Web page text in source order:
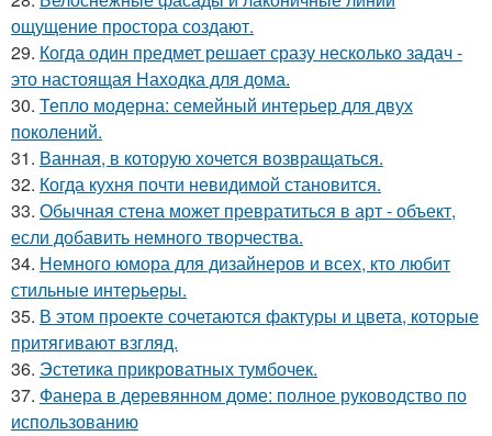
ощущение простора создают.
29. Когда один предмет решает сразу несколько задач -
это настоящая Находка для дома.
30. Тепло модерна: семейный интерьер для двух
поколений.
31. Ванная, в которую хочется возвращаться.
32. Когда кухня почти невидимой становится.
33. Обычная стена может превратиться в арт - объект,
если добавить немного творчества.
34. Немного юмора для дизайнеров и всех, кто любит
стильные интерьеры.
35. В этом проекте сочетаются фактуры и цвета, которые
притягивают взгляд.
36. Эстетика прикроватных тумбочек.
37. Фанера в деревянном доме: полное руководство по
использованию